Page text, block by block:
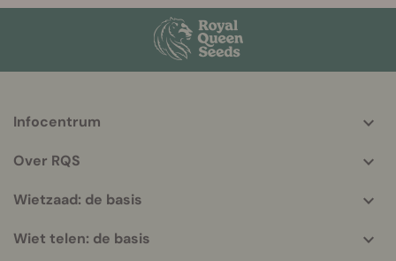
info
Infocentrum
Over RQS
Wietzaad: de basis
Wiet telen: de basis